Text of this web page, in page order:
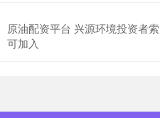
原油配资平台 兴源环境投资者
可加入